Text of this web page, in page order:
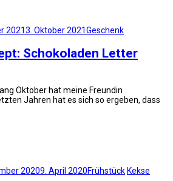
20213. Oktober 2021Geschenk
Schokoladen Letter
Oktober hat meine Freundin
Jahren hat es sich so ergeben, dass
20209. April 2020Frühstück Kekse